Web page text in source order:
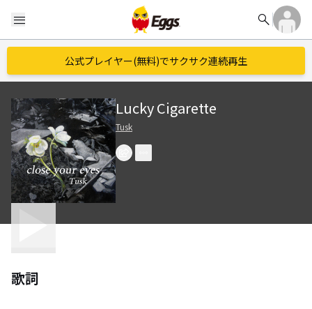
menu search
公式プレイヤー(無料)でサクサク連続再生
Lucky Cigarette
Tusk
歌詞